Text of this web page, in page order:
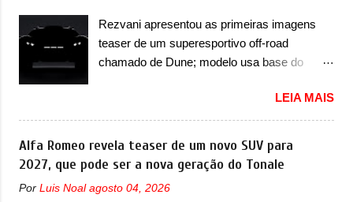
lugares. Ao mesmo tempo, o SUV possui um
assento do meio que pode reclinar e nele
existe dois espaços de recarga por indução
cidade-estado como a Sainte-Dévote, Praça
do Cassino e La Rascasse. Para ir a
Mônaco, a marca inglesa apresentou uma
uma interpretação artística com o combinado
de traços monolíticos retos e circulares. O
desenvolvimento do modelo ainda continua
acontecendo e a marca fala que, em relação
ao I-Pace (primeiro elétrico da Jaguar), o
Rezvani apresentou as primeiras imagens
teaser de um superesportivo off-road
chamado de Dune; modelo usa base do
Rezvani apresentou as primeiras imagens
teaser de um novo superesportivo que vai
oferecer aos seus consumidores. Trata-se do
Dune, um cupê superesportivo que terá uma
proposta off-road assim como outros
esportivos recentemente tiveram, como o
LEIA MAIS
Alfa Romeo revela teaser de um novo SUV para
2027, que pode ser a nova geração do Tonale
Por Luis Noal agosto 04, 2026